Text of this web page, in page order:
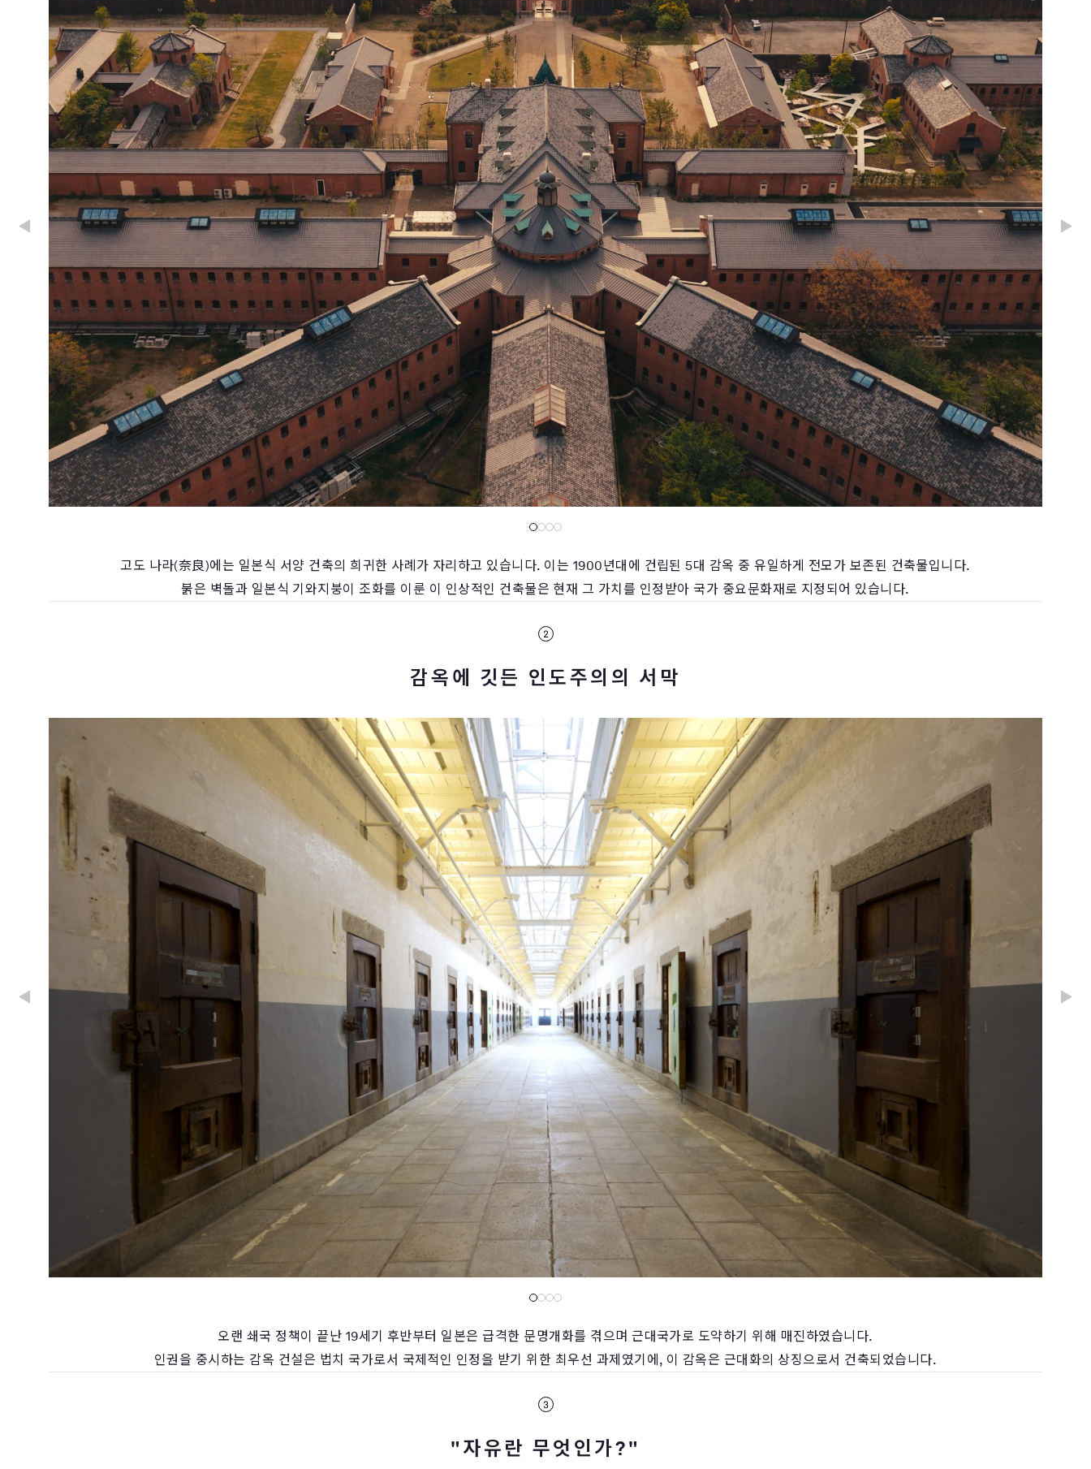
고도 나라(奈良)에는 일본식 서양 건축의 희귀한 사례가 자리하고 있습니다. 이는 1900년대에 건립된 5대 감옥 중 유일하게 전모가 보존된 건축물입니다.
붉은 벽돌과 일본식 기와지붕이 조화를 이룬 이 인상적인 건축물은 현재 그 가치를 인정받아 국가 중요문화재로 지정되어 있습니다.
감옥에 깃든 인도주의의 서막
오랜 쇄국 정책이 끝난 19세기 후반부터 일본은 급격한 문명개화를 겪으며 근대국가로 도약하기 위해 매진하였습니다.
인권을 중시하는 감옥 건설은 법치 국가로서 국제적인 인정을 받기 위한 최우선 과제였기에, 이 감옥은 근대화의 상징으로서 건축되었습니다.
"자유란 무엇인가?"